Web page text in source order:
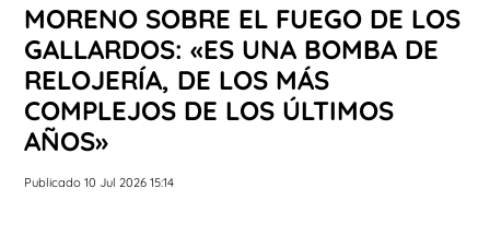
MORENO SOBRE EL FUEGO DE LOS
GALLARDOS: «ES UNA BOMBA DE
RELOJERÍA, DE LOS MÁS
COMPLEJOS DE LOS ÚLTIMOS
AÑOS»
Publicado 10 Jul 2026 15:14